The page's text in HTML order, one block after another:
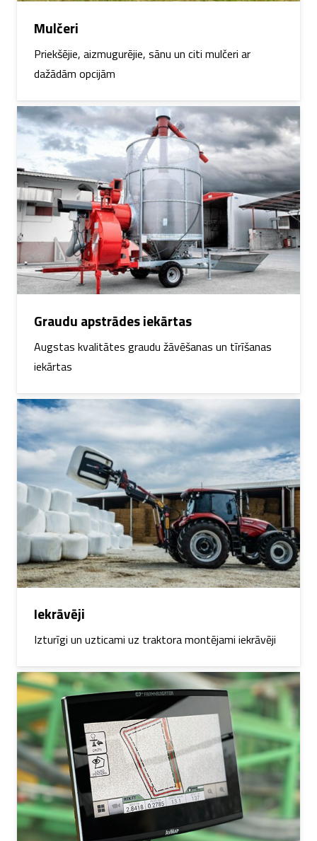
Mulčeri
Priekšējie, aizmugurējie, sānu un citi mulčeri ar
dažādām opcijām
Graudu apstrādes iekārtas
Augstas kvalitātes graudu žāvēšanas un tīrīšanas
iekārtas
Iekrāvēji
Izturīgi un uzticami uz traktora montējami iekrāvēji